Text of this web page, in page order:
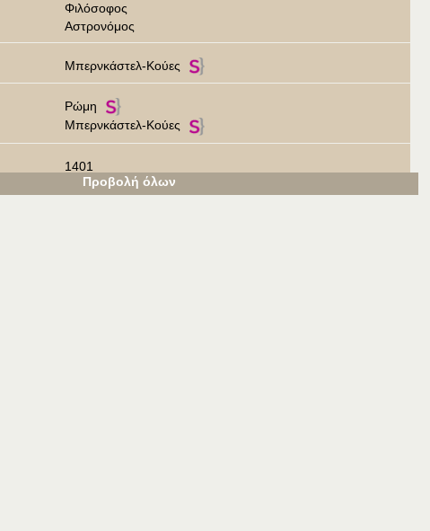
Φιλόσοφος
Αστρονόμος
Μπερνκάστελ-Κούες
Ρώμη
Μπερνκάστελ-Κούες
1401
Προβολή όλων